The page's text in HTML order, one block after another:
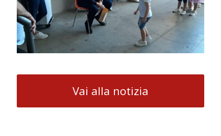
Vai alla notizia